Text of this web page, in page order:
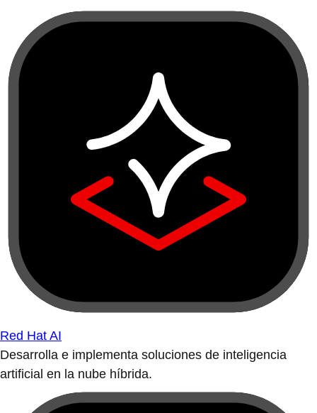
Red Hat AI
Desarrolla e implementa soluciones de inteligencia
artificial en la nube híbrida.